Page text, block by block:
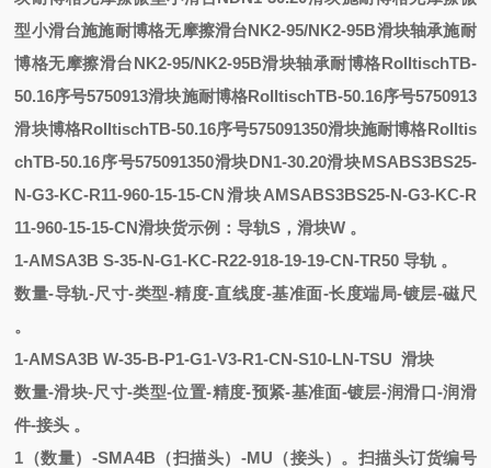
型小滑台施施耐博格无摩擦滑台NK2-95/NK2-95B滑块轴承施耐
博格无摩擦滑台NK2-95/NK2-95B滑块轴承耐博格RolltischTB-
50.16序号5750913滑块施耐博格RolltischTB-50.16序号5750913
滑块博格RolltischTB-50.16序号575091350滑块施耐博格Rolltis
chTB-50.16序号575091350滑块DN1-30.20滑块MSABS3BS25-
N-G3-KC-R11-960-15-15-CN滑块AMSABS3BS25-N-G3-KC-R
11-960-15-15-CN滑块货示例：导轨S，滑块W 。
1-AMSA3B S-35-N-G1-KC-R22-918-19-19-CN-TR50 导轨 。
数量-导轨-尺寸-类型-精度-直线度-基准面-长度端局-镀层-磁尺
。
1-AMSA3B W-35-B-P1-G1-V3-R1-CN-S10-LN-TSU 滑块
数量-滑块-尺寸-类型-位置-精度-预紧-基准面-镀层-润滑口-润滑
件-接头 。
1（数量）-SMA4B（扫描头）-MU（接头）。扫描头订货编号